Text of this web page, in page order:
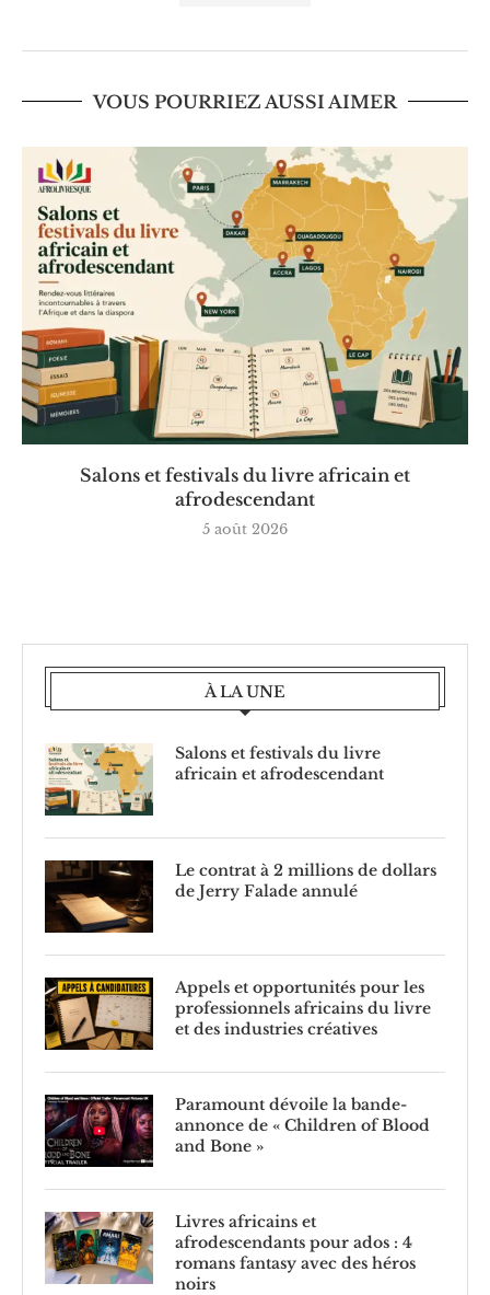
VOUS POURRIEZ AUSSI AIMER
Salons et festivals du livre africain et
afrodescendant
5 août 2026
À LA UNE
Salons et festivals du livre
africain et afrodescendant
Le contrat à 2 millions de dollars
de Jerry Falade annulé
Appels et opportunités pour les
professionnels africains du livre
et des industries créatives
Paramount dévoile la bande-
annonce de « Children of Blood
and Bone »
Livres africains et
afrodescendants pour ados : 4
romans fantasy avec des héros
noirs